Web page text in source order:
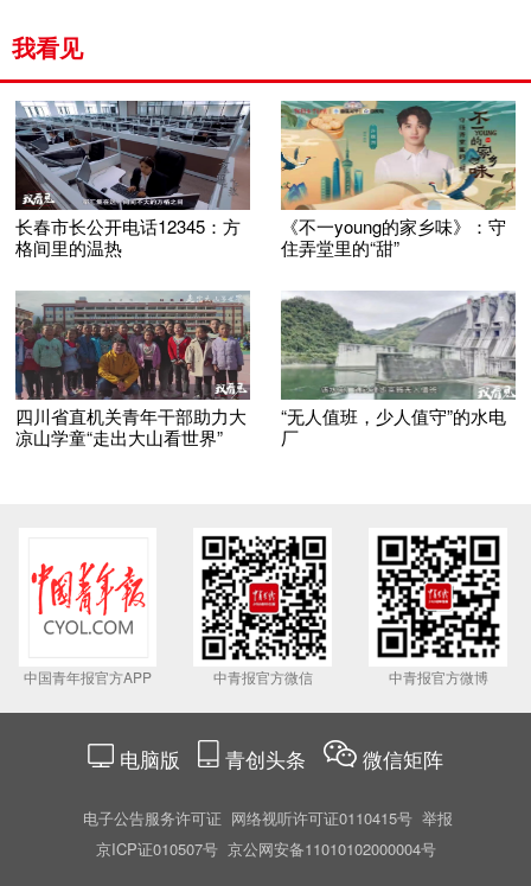
我看见
长春市长公开电话12345：方
格间里的温热
《不一young的家乡味》：守
住弄堂里的“甜”
四川省直机关青年干部助力大
凉山学童“走出大山看世界”
“无人值班，少人值守”的水电
厂
中国青年报官方APP 中青报官方微信 中青报官方微博
电脑版 青创头条 微信矩阵
电子公告服务许可证 网络视听许可证0110415号 举报
京ICP证010507号 京公网安备11010102000004号